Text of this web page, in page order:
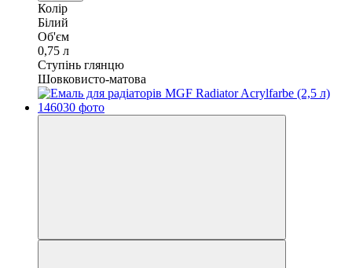
Колір
Білий
Об'єм
0,75 л
Ступінь глянцю
Шовковисто-матова